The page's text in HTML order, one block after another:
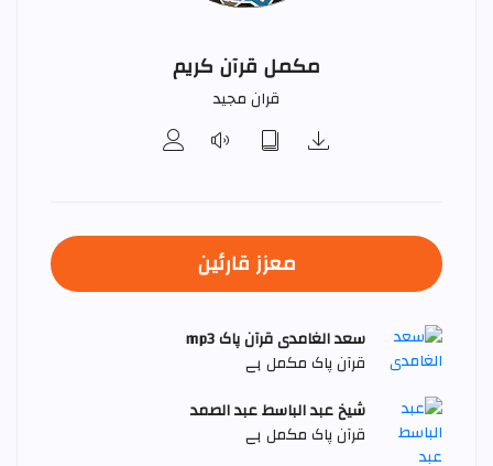
مکمل قرآن کریم
قران مجید
معزز قارئین
سعد الغامدی قرآن پاک mp3
قرآن پاک مکمل ہے
شیخ عبد الباسط عبد الصمد
قرآن پاک مکمل ہے